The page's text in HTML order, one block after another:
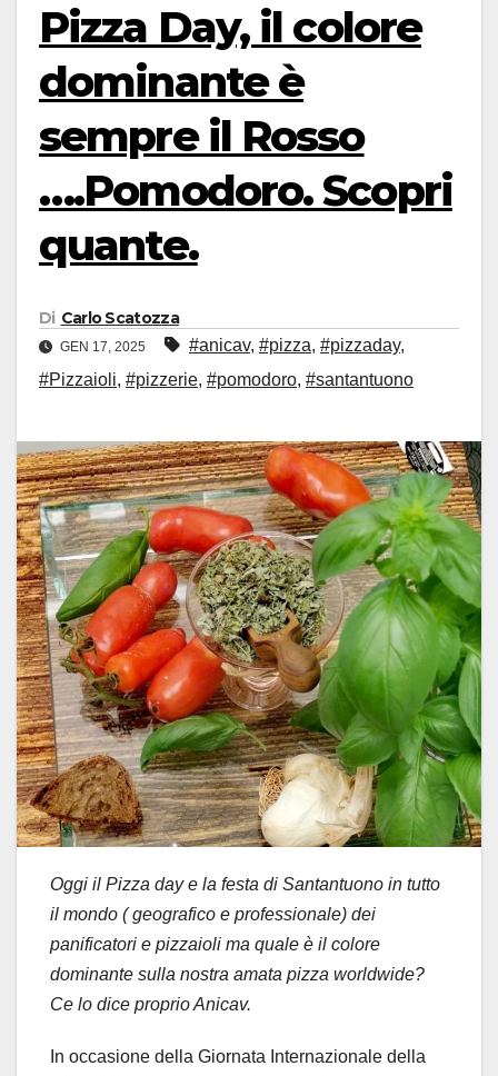
Pizza Day, il colore
dominante è
sempre il Rosso
….Pomodoro. Scopri
quante.
Di Carlo Scatozza
GEN 17, 2025 #anicav, #pizza, #pizzaday,
#Pizzaioli, #pizzerie, #pomodoro, #santantuono
Oggi il Pizza day e la festa di Santantuono in tutto
il mondo ( geografico e professionale) dei
panificatori e pizzaioli ma quale è il colore
dominante sulla nostra amata pizza worldwide?
Ce lo dice proprio Anicav.
In occasione della Giornata Internazionale della